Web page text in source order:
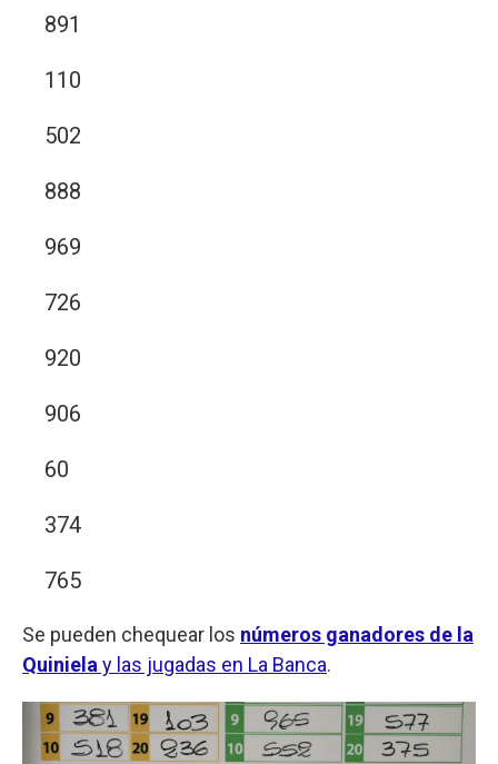
891
110
502
888
969
726
920
906
60
374
765
Se pueden chequear los números ganadores de la
Quiniela y las jugadas en La Banca.